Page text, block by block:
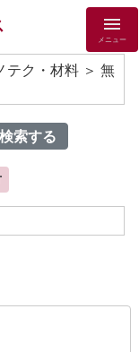
メニュー
テク・材料 ＞ 無
検索する